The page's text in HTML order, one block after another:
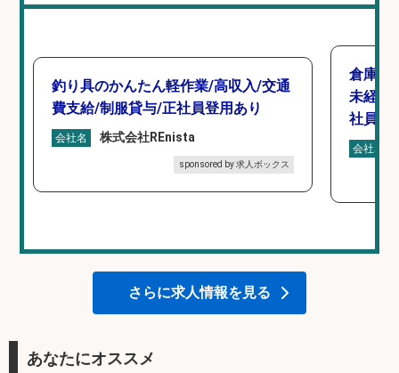
釣り具のかんたん軽作業/高収入/交通
費支給/制服貸与/正社員登用あり
会社名 株式会社REnista
sponsored by 求人ボックス
倉庫で
未経験
社員登
会社名
さらに求人情報を見る
あなたにオススメ